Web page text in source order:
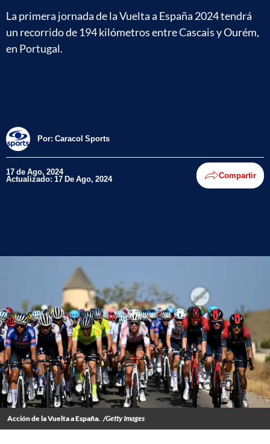
La primera jornada de la Vuelta a España 2024 tendrá
un recorrido de 194 kilómetros entre Cascais y Ourém,
en Portugal.
Por: Caracol Sports
17 de Ago, 2024
Actualizado: 17 De Ago, 2024 Compartir
Acción de la Vuelta a España. /Getty Images